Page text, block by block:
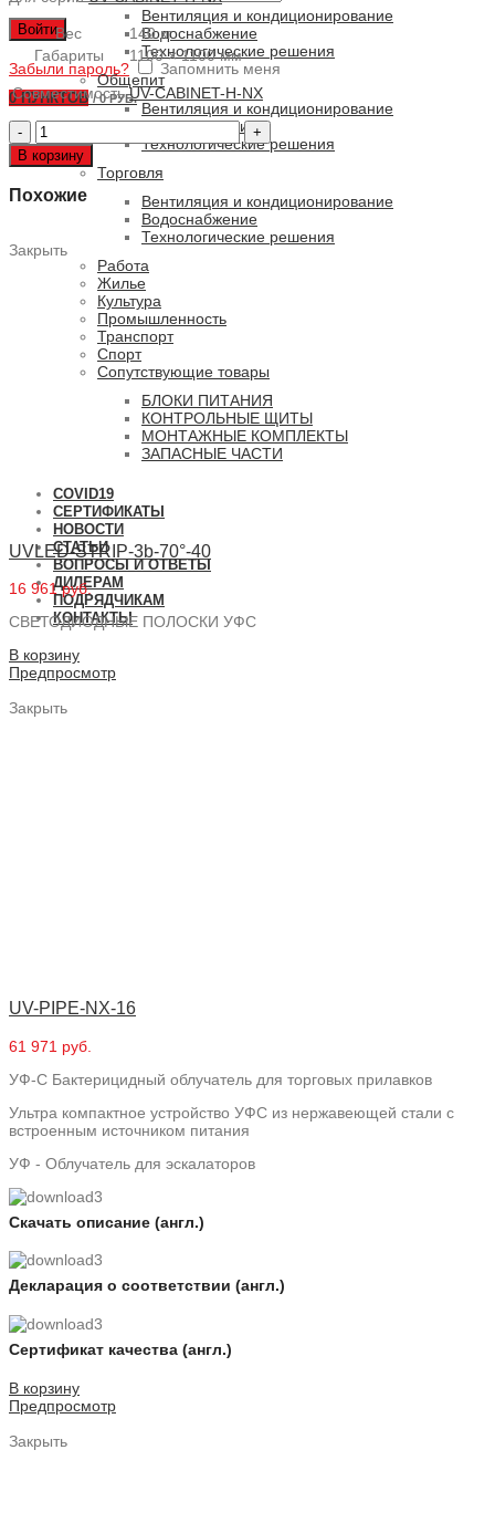
Войти
Забыли пароль? Запомнить меня
0ПУНКТОВ / 0 РУБ.
Вентиляция и кондиционирование
Водоснабжение
Технологические решения
Общепит
Вентиляция и кондиционирование
Водоснабжение
Технологические решения
Торговля
Вентиляция и кондиционирование
Водоснабжение
Технологические решения
Работа
Жилье
Культура
Промышленность
Транспорт
Спорт
Сопутствующие товары
БЛОКИ ПИТАНИЯ
КОНТРОЛЬНЫЕ ЩИТЫ
МОНТАЖНЫЕ КОМПЛЕКТЫ
ЗАПАСНЫЕ ЧАСТИ
COVID19
СЕРТИФИКАТЫ
НОВОСТИ
СТАТЬИ
ВОПРОСЫ И ОТВЕТЫ
ДИЛЕРАМ
ПОДРЯДЧИКАМ
КОНТАКТЫ
Вес
140 кг
Габариты
1100 × 1100 мм
Совместимость UV-CABINET-H-NX
Количество
товара
UV-
CABINET-
H-
...
В корзину
Похожие
Закрыть
UVLED-STRIP-3b-70°-40
16 961 руб.
СВЕТОДИОДНЫЕ ПОЛОСКИ УФС
В корзину
Предпросмотр
Закрыть
UV-PIPE-NX-16
61 971 руб.
УФ-С Бактерицидный облучатель для торговых прилавков
Ультра компактное устройство УФС из нержавеющей стали с
встроенным источником питания
УФ - Облучатель для эскалаторов
Скачать описание (англ.)
Декларация о соответствии (англ.)
Сертификат качества (англ.)
В корзину
Предпросмотр
Закрыть